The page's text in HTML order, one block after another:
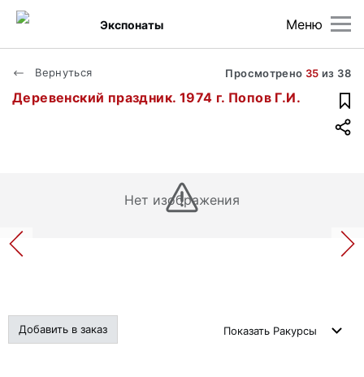
Меню
Экспонаты
Вернуться Просмотрено 35 из 38
Деревенский праздник. 1974 г. Попов Г.И.
Нет изображения
Добавить в заказ Показать Ракурсы